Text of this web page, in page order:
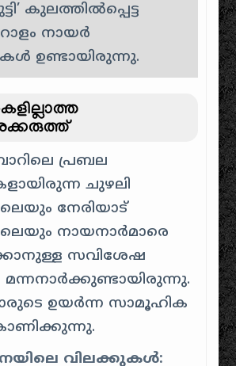
കുലത്തിൽപ്പെട്ട
നായർ
ഉണ്ടായിരുന്നു.
പ്രബല
ചുഴലി
നേരിയാട്
നായനാർമാരെ
സവിശേഷ
ഉയർന്ന സാമൂഹിക
വിലക്കുകൾ: